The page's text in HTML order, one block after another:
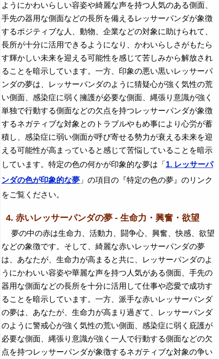
ようにかわいらしい容姿や綺麗な声を持つ人気のある側面、
手先の器用な側面などの長所を備えるレッサーパンダが象徴
するポジティブな人、動物、企業などの対象に助けられて、
長所が十分に活用できるようになり、かわいらしさがもたら
す輝かしい未来を迎える可能性を感じて苦しみから解放され
ることを暗示しています。一方、印象の悪い黒いレッサーパ
ンダの夢は、レッサーパンダのように猜疑心が強く気性の荒
い側面、感染症に弱く擁護が必要な側面、縄張り意識が強く
単独で行動する側面などの欠点を持つレッサーパンダが象徴
するネガティブな対象とのトラブルやもめ事により心労が蓄
積し、感染症に弱い側面が呼び寄せる勢力が衰える未来を迎
える可能性が高まっていると感じて苦悩していることを暗示
しています。特定の色の何かが印象的な夢は「 1. レッサーパ
ンダの色が印象的な夢 」の項目の『特定の色の夢』のリンク
をご覧ください。
4. 赤いレッサーパンダの夢 - 生命力・興奮・欲望
夢の中の赤は生命力、活動力、闘争心、興奮、快感、欲望
などの象徴です。そして、綺麗な赤いレッサーパンダの夢
は、あなたが、生命力が高まると共に、レッサーパンダのよ
うにかわいい容姿や華麗な声を持つ人気がある側面、手先の
器用な側面などの長所を十分に活用して仕事や恋愛で成功す
ることを暗示しています。一方、派手な赤いレッサーパンダ
の夢は、あなたが、生命力が高まり過ぎて、レッサーパンダ
のように警戒心が強く気性の荒い側面、感染症に弱く庇護が
必要な側面、縄張り意識が強く一人で行動する側面などの欠
点を持つレッサーパンダが象徴するネガティブな対象の争い